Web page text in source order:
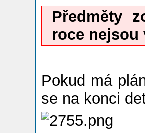
Předměty
roce nejsou
Pokud má
se na konci